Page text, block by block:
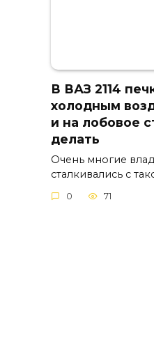
В ВАЗ 2114
холодным
и на лобовое
делать
Очень многие
сталкивались с
0 71